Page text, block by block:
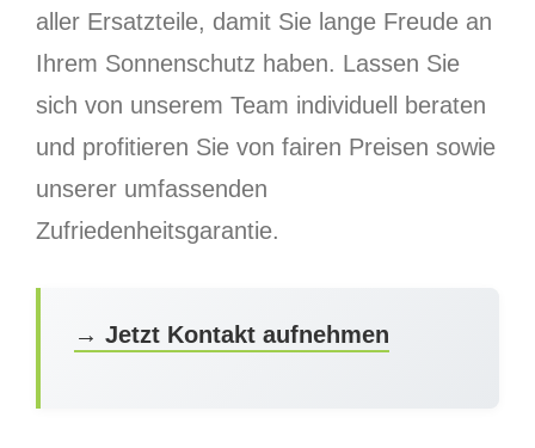
aller Ersatzteile, damit Sie lange Freude an
Ihrem Sonnenschutz haben. Lassen Sie
sich von unserem Team individuell beraten
und profitieren Sie von fairen Preisen sowie
unserer umfassenden
Zufriedenheitsgarantie.
→ Jetzt Kontakt aufnehmen